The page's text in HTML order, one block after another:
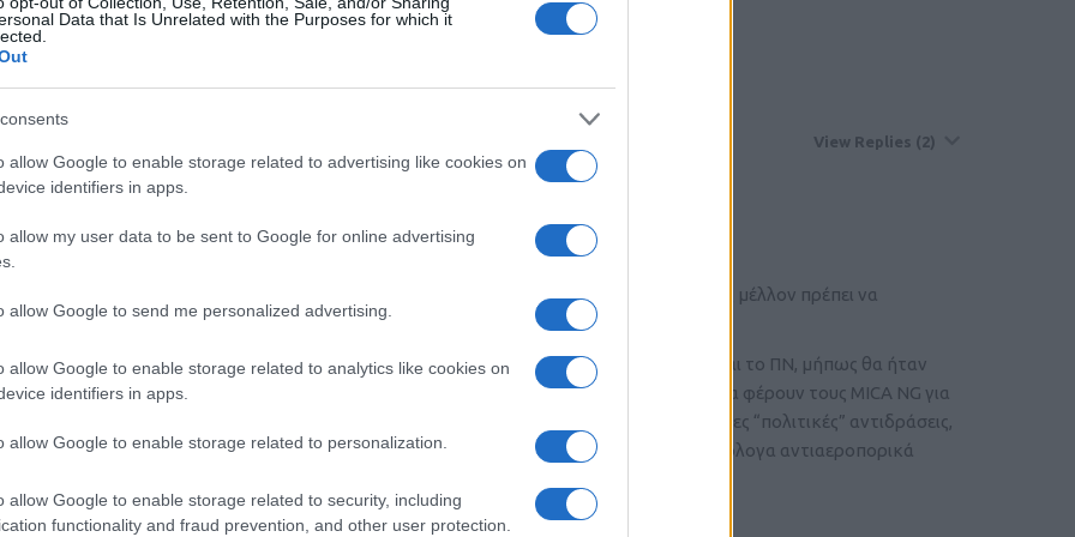
Data that Is Unrelated with the Purposes for which it
allow Google to enable storage related to advertising like cookies on
identifiers in apps.
allow my user data to be sent to Google for online advertising
allow Google to send me personalized advertising.
allow Google to enable storage related to analytics like cookies on
identifiers in apps.
allow Google to enable storage related to personalization.
allow Google to enable storage related to security, including
functionality and fraud prevention, and other user protection.
(@jim_pap7)
ιδανικα για τα νησια και για έβρο για αντικατάσταση και των hawk επιτέλους
View Replies (2)
kyrNG (@kyrng)
Noble Member
Πολύ ενδιαφέρον αντιαεροπορικό σύστημα, αλλά μήπως κάποια στιγμή στο εγγύς μέλλον πρέπει να
κοιτάξουμε και εμείς την δική μας αντιαεροπορική άμυνα του ΕΣ;
Μιας και ο πύραυλος MICA-ΝG πλέον θα είναι στο μέλλον σε υπηρεσία με την ΠΑ και το ΠΝ, μήπως θα ήταν
δόκιμο να εξετάσουμε την πρόσκτηση εποχούμενων συστημάτων MICA VL που θα φέρουν τους MICA NG για
επίτευξη μεγαλύτερης ομοιογένειας; Βέβαια, πρέπει να σταθμιστούν και οι ανάλογες “πολιτικές” αντιδράσεις,
καθώς δεν είναι δυνατόν να τα “παίρνουν όλα” οι Γάλλοι. Υπάρχουν, άλλωστε, αξιόλογα αντιαεροπορικά
4 Reply